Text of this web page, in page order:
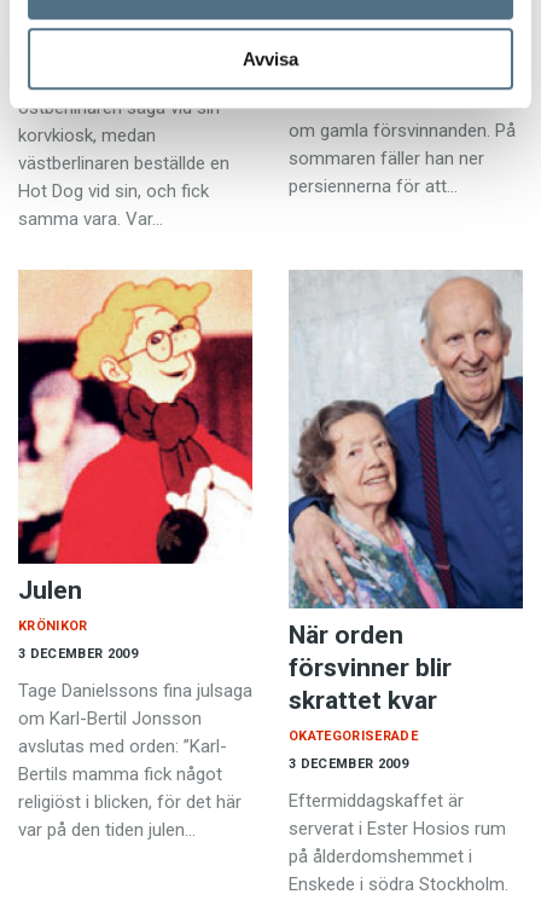
Avvisa
3 DECEMBER 2009
östberlinaren säga vid sin
korvkiosk, medan
västberlinaren beställde en
Hot Dog vid sin, och fick
samma vara. Var…
Mordutredaren Erlendur
fårskalle och slukar böcker
om gamla försvinnanden. På
sommaren fäller han ner
persiennerna för att…
Julen
3 DECEMBER 2009
KRÖNIKOR
Tage Danielssons fina julsaga
om Karl-Bertil Jonsson
avslutas med orden: ”Karl-
Bertils mamma fick något
religiöst i blicken, för det här
var på den tiden julen…
När orden
försvinner blir
skrattet kvar
3 DECEMBER 2009
OKATEGORISERADE
Eftermiddagskaffet är
serverat i Ester Hosios rum
på ålderdomshemmet i
Enskede i södra Stockholm.